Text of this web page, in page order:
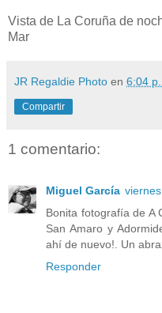
Vista de La Coruña de
Mar
JR Regaldie Photo en 6:04
Compartir
1 comentario:
Miguel García
Bonita fotografía de A
San Amaro y
ahí de nuevo!. Un
Responder